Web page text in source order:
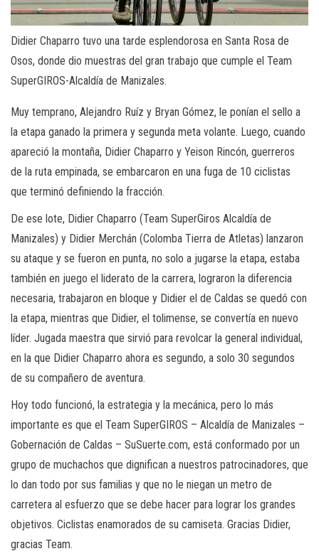
Didier Chaparro tuvo una tarde esplendorosa en Santa Rosa de
Osos, donde dio muestras del gran trabajo que cumple el Team
SuperGIROS-Alcaldía de Manizales.
Muy temprano, Alejandro Ruíz y Bryan Gómez, le ponían el sello a
la etapa ganado la primera y segunda meta volante. Luego, cuando
apareció la montaña, Didier Chaparro y Yeison Rincón, guerreros
de la ruta empinada, se embarcaron en una fuga de 10 ciclistas
que terminó definiendo la fracción.
De ese lote, Didier Chaparro (Team SuperGiros Alcaldía de
Manizales) y Didier Merchán (Colomba Tierra de Atletas) lanzaron
su ataque y se fueron en punta, no solo a jugarse la etapa, estaba
también en juego el liderato de la carrera, lograron la diferencia
necesaria, trabajaron en bloque y Didier el de Caldas se quedó con
la etapa, mientras que Didier, el tolimense, se convertía en nuevo
líder. Jugada maestra que sirvió para revolcar la general individual,
en la que Didier Chaparro ahora es segundo, a solo 30 segundos
de su compañero de aventura.
Hoy todo funcionó, la estrategia y la mecánica, pero lo más
importante es que el Team SuperGIROS – Alcaldía de Manizales –
Gobernación de Caldas – SuSuerte.com, está conformado por un
grupo de muchachos que dignifican a nuestros patrocinadores, que
lo dan todo por sus familias y que no le niegan un metro de
carretera al esfuerzo que se debe hacer para lograr los grandes
objetivos. Ciclistas enamorados de su camiseta. Gracias Didier,
gracias Team.